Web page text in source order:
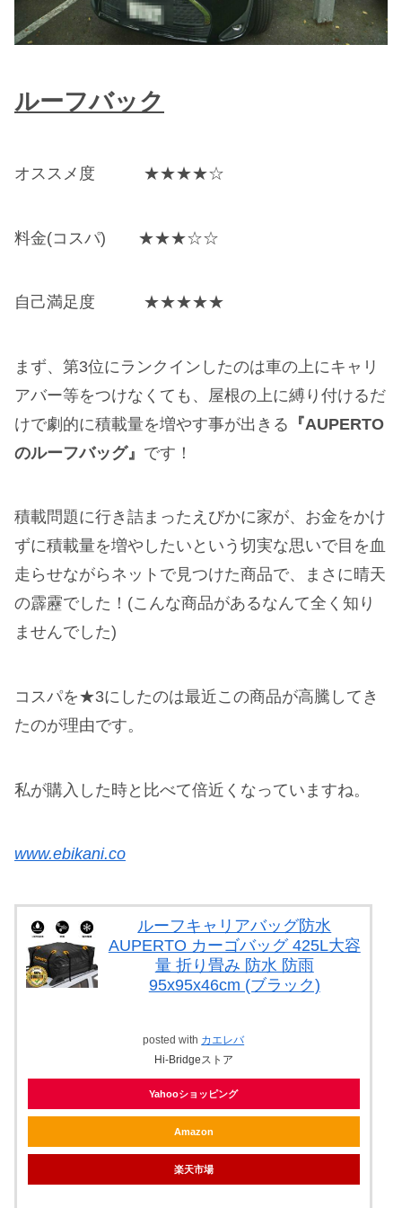
ルーフバック
オススメ度 ★★★★☆
料金(コスパ) ★★★☆☆
自己満足度 ★★★★★
まず、第3位にランクインしたのは車の上にキャリ
アバー等をつけなくても、屋根の上に縛り付けるだ
けで劇的に積載量を増やす事が出きる 『AUPERTO
のルーフバッグ』 です！
積載問題に行き詰まったえびかに家が、お金をかけ
ずに積載量を増やしたいという切実な思いで目を血
走らせながらネットで見つけた商品で、まさに晴天
の霹靂でした！(こんな商品があるなんて全く知り
ませんでした)
コスパを★3にしたのは最近この商品が高騰してき
たのが理由です。
私が購入した時と比べて倍近くなっていますね。
www.ebikani.co
ルーフキャリアバッグ防水
AUPERTO カーゴバッグ 425L大容
量 折り畳み 防水 防雨
95x95x46cm (ブラック)
posted with カエレバ
Hi-Bridgeストア
Yahooショッピング
Amazon
楽天市場